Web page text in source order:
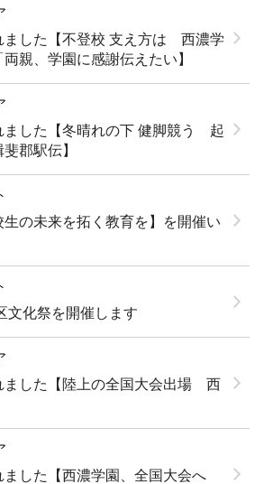
ました【不登校 支え方は 西濃学
親、学園に感謝伝えたい】
ました【冬晴れの下 健脚競う 起
郡駅伝】
の未来を拓く教育を】を開催い
文化祭を開催します
ました【陸上の全国大会出場 西
ました【西濃学園、全国大会へ